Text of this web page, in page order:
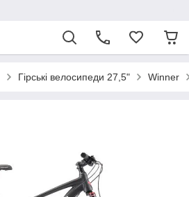
Гірські велосипеди 27,5" Winner